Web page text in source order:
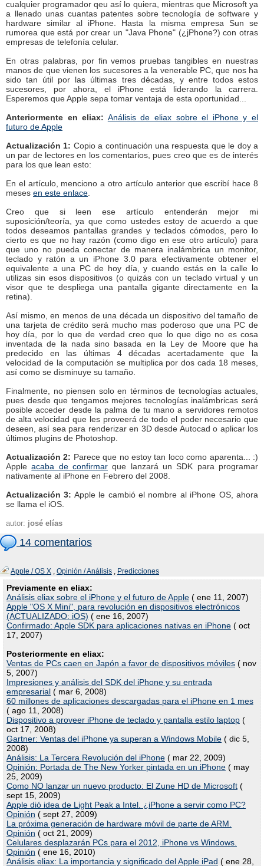
cualquier programador qeu así lo quiera, mientras que Microsoft ya
a llenado unas cuantas patentes sobre tecnología de software y
hardware similar al iPhone. Hasta la misma empresa Sun se
rumorea que está por crear un "Java Phone" (¿jPhone?) con otras
empresas de telefonía celular.
En otras palabras, por fin vemos pruebas tangibles en nuestras
manos de que vienen los sucesores a la venerable PC, que nos ha
sido tan útil por las últimas tres décadas, y entre todos estos
sucesores, por ahora, el iPhone está liderando la carrera.
Esperemos que Apple sepa tomar ventaja de esta oportunidad...
Anteriormente en eliax: Análisis de eliax sobre el iPhone y el
futuro de Apple
Actualización 1: Copio a continuación una respuesta que le doy a
un par de lectores en los comentarios, pues creo que es de interés
para los que lean esto:
En el artículo, menciono a otro artículo anterior que escribí hace 8
meses en este enlace
Creo que si leen ese artículo entenderán mejor mi
suposición/teoría, ya que como ustedes estoy de acuerdo a que
todos deseamos pantallas grandes y teclados cómodos, pero lo
cierto es que no hay razón (como digo en ese otro artículo) para
que uno no pueda conectar de manera inalámbrica un monitor,
teclado y ratón a un iPhone 3.0 para efectivamente obtener el
equivalente a una PC de hoy día, y cuando estás en la calle lo
utilizas sin esos dispositivos (o quizás con un teclado virtual y un
visor que te despliega una pantalla gigante directamente en la
retina).
Así mismo, en menos de una década un dispositivo del tamaño de
una tarjeta de crédito será mucho mas poderoso que una PC de
hoy día, por lo que de verdad creo que lo que digo no es cosa
inventada de la nada sino basada en la Ley de Moore que ha
predecido en las últimas 4 décadas acertadamente que la
velocidad de la computación se multiplica por dos cada 18 meses,
así como se disminuye su tamaño.
Finalmente, no piensen solo en términos de tecnologías actuales,
pues desde que tengamos mejores tecnologías inalámbricas será
posible acceder desde la palma de tu mano a servidores remotos
de alta velocidad que les proveerá de todo el poder necesario que
deseen, así sea para renderizar en 3D desde Autocad o aplicar los
últimos plugins de Photoshop.
Actualización 2: Parece que no estoy tan loco como aparenta... :)
Appleacaba de confirmar que lanzará un SDK para programar
nativamente al iPhone en Febrero del 2008.
Actualización 3: Apple le cambió el nombre al iPhone OS, ahora
se llama el iOS.
autor: josé elías
14 comentarios
Apple / OS X , Opinión / Análisis , Predicciones
Previamente en eliax:
Análisis eliax sobre el iPhone y el futuro de Apple ( ene 11, 2007)
Apple "OS X Mini", para revolución en dispositivos electrónicos
(ACTUALIZADO: iOS) ( ene 16, 2007)
Confirmado: Apple SDK para aplicaciones nativas en iPhone ( oct
17, 2007)
Posteriormente en eliax:
Ventas de PCs caen en Japón a favor de dispositivos móviles ( nov
5, 2007)
Impresiones y análisis del SDK del iPhone y su entrada
empresarial ( mar 6, 2008)
60 millones de aplicaciones descargadas para el iPhone en 1 mes
( ago 11, 2008)
Dispositivo a proveer iPhone de teclado y pantalla estilo laptop (
oct 17, 2008)
Gartner: Ventas del iPhone ya superan a Windows Mobile ( dic 5,
2008)
Análisis: La Tercera Revolución del iPhone ( mar 22, 2009)
Opinión: Portada de The New Yorker pintada en un iPhone ( may
25, 2009)
Como NO lanzar un nuevo producto: El Zune HD de Microsoft (
sept 15, 2009)
Apple dió idea de Light Peak a Intel. ¿iPhone a servir como PC?
Opinión ( sept 27, 2009)
La próxima generación de hardware móvil de parte de ARM.
Opinión ( oct 21, 2009)
Celulares desplazarán PCs para el 2012, iPhone vs Windows.
Opinión ( ene 16, 2010)
Análisis eliax: La importancia y significado del Apple iPad ( ene 28,